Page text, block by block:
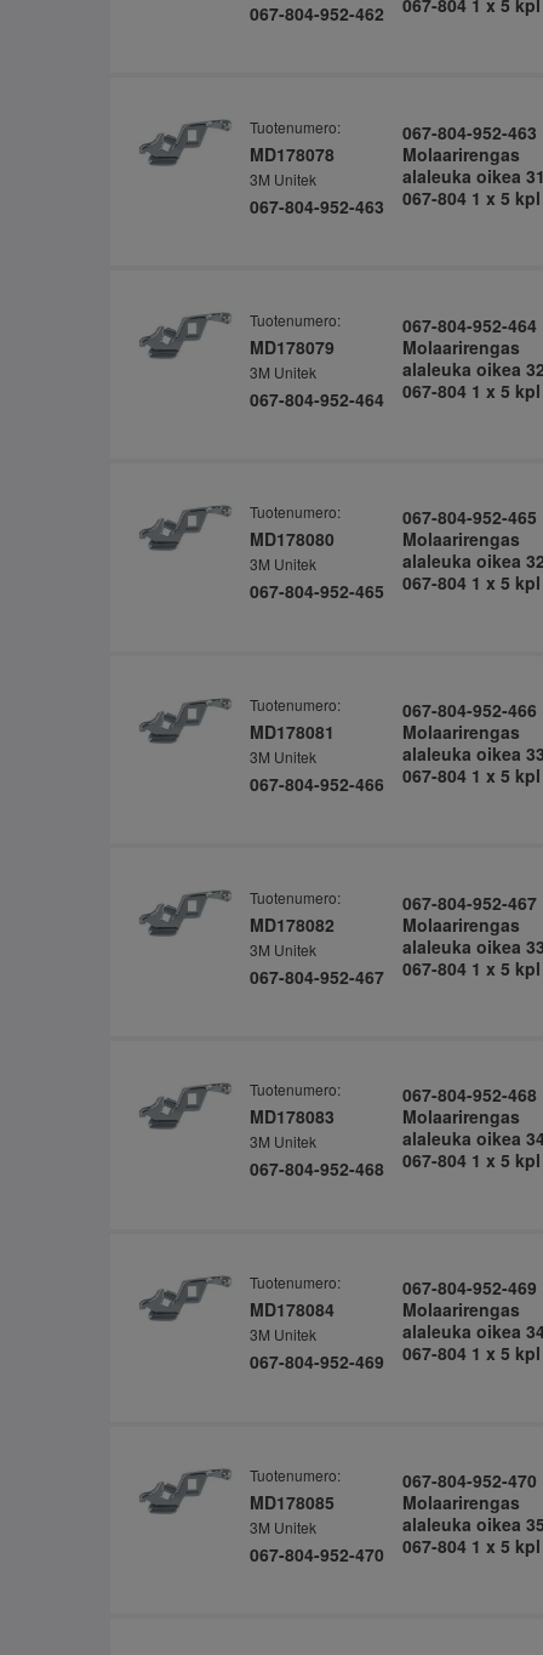
067-804-952-462
067-804 1 x 5 kpl
Tuotenumero:
MD178078
3M Unitek
067-804-952-463
067-804-952-463
Molaarirengas
alaleuka oikea
067-804 1 x 5 kpl
Tuotenumero:
MD178079
3M Unitek
067-804-952-464
067-804-952-464
Molaarirengas
alaleuka oikea
067-804 1 x 5 kpl
Tuotenumero:
MD178080
3M Unitek
067-804-952-465
067-804-952-465
Molaarirengas
alaleuka oikea
067-804 1 x 5 kpl
Tuotenumero:
MD178081
3M Unitek
067-804-952-466
067-804-952-466
Molaarirengas
alaleuka oikea
067-804 1 x 5 kpl
Tuotenumero:
MD178082
3M Unitek
067-804-952-467
067-804-952-467
Molaarirengas
alaleuka oikea
067-804 1 x 5 kpl
Tuotenumero:
MD178083
3M Unitek
067-804-952-468
067-804-952-468
Molaarirengas
alaleuka oikea
067-804 1 x 5 kpl
Tuotenumero:
MD178084
3M Unitek
067-804-952-469
067-804-952-469
Molaarirengas
alaleuka oikea
067-804 1 x 5 kpl
Tuotenumero:
MD178085
3M Unitek
067-804-952-470
067-804-952-470
Molaarirengas
alaleuka oikea
067-804 1 x 5 kpl